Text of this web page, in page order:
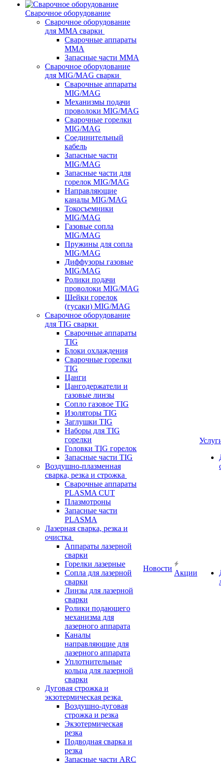
Сварочное оборудование
Сварочное оборудование
для MMA сварки
Сварочные аппараты
MMA
Запасные части MMA
Сварочное оборудование
для MIG/MAG сварки
Сварочные аппараты
MIG/MAG
Механизмы подачи
проволоки MIG/MAG
Сварочные горелки
MIG/MAG
Соединительный
кабель
Запасные части
MIG/MAG
Запасные части для
горелок MIG/MAG
Направляющие
каналы MIG/MAG
Токосъемники
MIG/MAG
Газовые сопла
MIG/MAG
Пружины для сопла
MIG/MAG
Диффузоры газовые
MIG/MAG
Ролики подачи
проволоки MIG/MAG
Шейки горелок
(гусаки) MIG/MAG
Сварочное оборудование
для TIG сварки
Сварочные аппараты
TIG
Блоки охлаждения
Сварочные горелки
TIG
Цанги
Цангодержатели и
газовые линзы
Сопло газовое TIG
Изоляторы TIG
Заглушки TIG
Наборы для TIG
горелки
Головки TIG горелок
Запасные части TIG
Воздушно-плазменная
сварка, резка и строжка
Сварочные аппараты
PLASMA CUT
Плазмотроны
Запасные части
PLASMA
Лазерная сварка, резка и
очистка
Аппараты лазерной
сварки
Горелки лазерные
Сопла для лазерной
сварки
Линзы для лазерной
сварки
Ролики подающего
механизма для
лазерного аппарата
Каналы
направляющие для
лазерного аппарата
Уплотнительные
кольца для лазерной
сварки
Дуговая строжка и
экзотермическая резка
Воздушно-дуговая
строжка и резка
Экзотермическая
резка
Подводная сварка и
резка
Запасные части ARC
Новости
Акции